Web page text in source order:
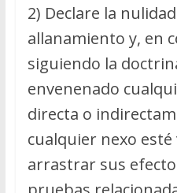
2) Declare la
allanamiento y, en
siguiendo la
envenenado
directa o
cualquier nexo esté
arrastrar sus